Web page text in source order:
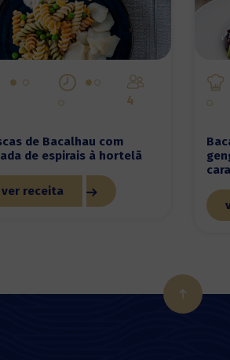
4
de Bacalhau com
de espirais à hortelã
ver receita